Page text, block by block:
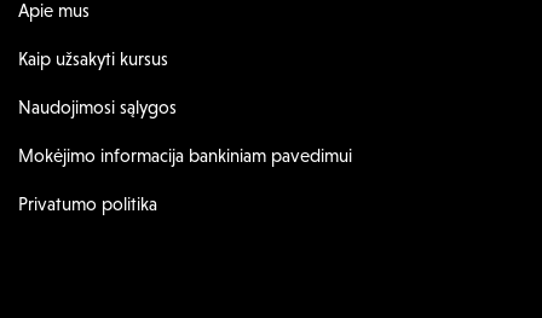
Apie mus
Kaip užsakyti kursus
Naudojimosi sąlygos
Mokėjimo informacija bankiniam pavedimui
Privatumo politika